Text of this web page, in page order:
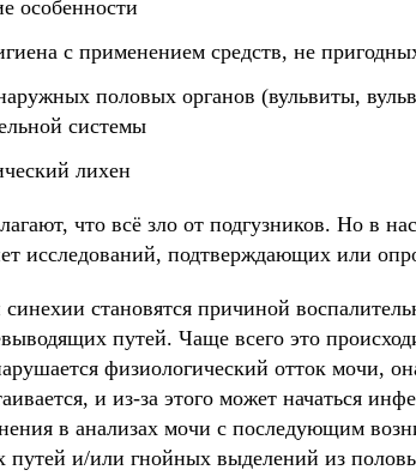
особенности
с применением средств, не
половых органов (вульвиты,
системы
лихен
что всё зло от подгузников. Но в
исследований, подтверждающих или
становятся причиной
путей. Чаще всего это
физиологический отток мочи,
и из-за этого может начаться
в анализах мочи с последующим
путей и/или гнойных выделений из